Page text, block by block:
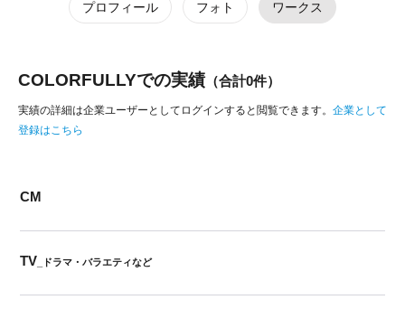
プロフィール フォト ワークス
COLORFULLYでの実績（合計0件）
実績の詳細は企業ユーザーとしてログインすると閲覧できます。 企業として
登録はこちら
CM
TV _ドラマ・バラエティなど